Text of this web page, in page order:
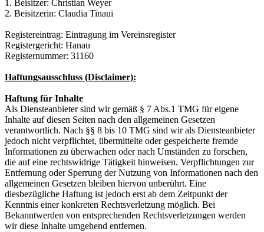
1. Beisitzer: Christian Weyer
2. Beisitzerin: Claudia Tinaui
Registereintrag: Eintragung im Vereinsregister
Registergericht: Hanau
Registernummer: 31160
Haftungsausschluss (Disclaimer):
Haftung für Inhalte
Als Diensteanbieter sind wir gemäß § 7 Abs.1 TMG für eigene
Inhalte auf diesen Seiten nach den allgemeinen Gesetzen
verantwortlich. Nach §§ 8 bis 10 TMG sind wir als Diensteanbieter
jedoch nicht verpflichtet, übermittelte oder gespeicherte fremde
Informationen zu überwachen oder nach Umständen zu forschen,
die auf eine rechtswidrige Tätigkeit hinweisen. Verpflichtungen zur
Entfernung oder Sperrung der Nutzung von Informationen nach den
allgemeinen Gesetzen bleiben hiervon unberührt. Eine
diesbezügliche Haftung ist jedoch erst ab dem Zeitpunkt der
Kenntnis einer konkreten Rechtsverletzung möglich. Bei
Bekanntwerden von entsprechenden Rechtsverletzungen werden
wir diese Inhalte umgehend entfernen.